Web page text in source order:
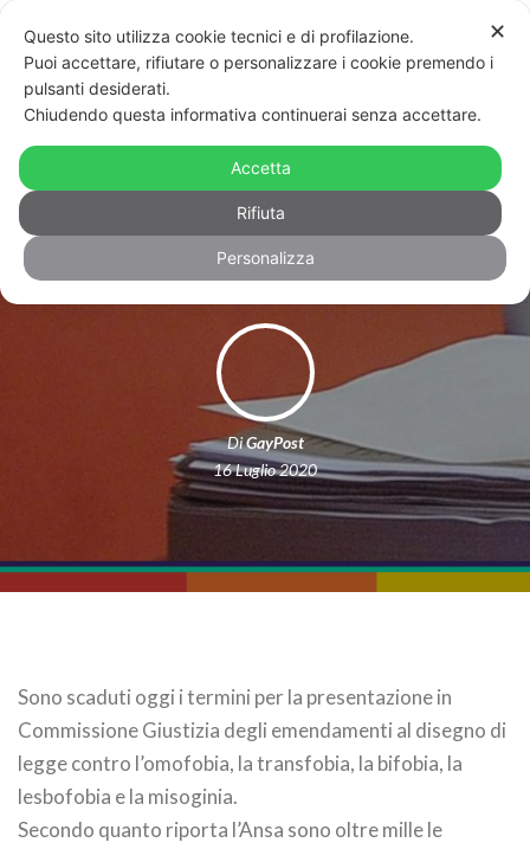
Legge Zan: presentati gli
emendamenti e spunta qualcosa di
già visto
DiGayPost
16 Luglio 2020
Sono scaduti oggi i termini per la presentazione in
Commissione Giustizia degli emendamenti al disegno di
legge contro l’omofobia, la transfobia, la bifobia, la
lesbofobia e la misoginia.
Secondo quanto riporta l’Ansa sono oltre mille le
✕
Questo sito utilizza cookie tecnici e di profilazione.
Puoi accettare, rifiutare o personalizzare i cookie premendo i
pulsanti desiderati.
Chiudendo questa informativa continuerai senza accettare.
Accetta
Rifiuta
Personalizza